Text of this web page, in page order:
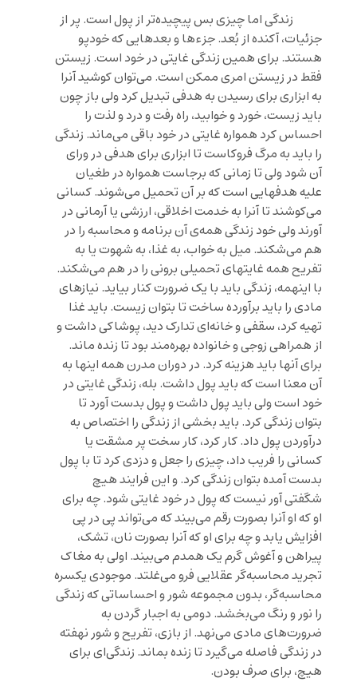
زندگی اما چیزی بس پیچیده‌تر از پول است. پر از
جزئیات، آکنده از بُعد. جزءها و بعدهایی که خودپو
هستند. برای همین زندگی غایتی در خود است. زیستن
فقط در زیستن امری ممکن است. می‌توان کوشید آنرا
به ابزاری برای رسیدن به هدفی تبدیل کرد ولی باز چون
باید زیست، خورد و خوابید، راه رفت و درد و لذت را
احساس کرد همواره غایتی در خود باقی می‌ماند. زندگی
را باید به مرگ فروکاست تا ابزاری برای هدفی در ورای
آن شود ولی تا زمانی که برجاست همواره در طغیان
علیه هدفهایی است که بر آن تحمیل می‌شوند. کسانی
می‌کوشند تا آنرا به خدمت اخلاقی، ارزشی یا آرمانی در
آورند ولی خود زندگی همه‌ی آن برنامه و محاسبه را در
هم می‌شکند. میل به خواب، به غذا، به شهوت یا به
تفریح همه غایتهای تحمیلی برونی را در هم می‌شکند.
با اینهمه، زندگی باید با یک ضرورت کنار بیاید. نیازهای
مادی را باید برآورده ساخت تا بتوان زیست. باید غذا
تهیه کرد، سقفی و خانه‌ای تدارک دید، پوشاکی داشت و
از همراهی زوجی و خانواده بهره‌مند بود تا زنده ماند.
برای آنها باید هزینه کرد. در دوران مدرن همه اینها به
آن معنا است که باید پول داشت. بله، زندگی غایتی در
خود است ولی باید پول داشت و پول بدست آورد تا
بتوان زندگی کرد. باید بخشی از زندگی را اختصاص به
درآوردن پول داد. کار کرد، کار سخت پر مشقت یا
کسانی را فریب داد، چیزی را جعل و دزدی کرد تا با پول
بدست آمده بتوان زندگی کرد. و این فرایند هیچ
شگفتی آور نیست که پول در خود غایتی شود. چه برای
او که او آنرا بصورت رقم می‌بیند که می‌تواند پی در پی
افزایش یابد و چه برای او که آنرا بصورت نان، تشک،
پیراهن و آغوش گرم یک همدم می‌بیند. اولی به مغاک
تجرید محاسبه‌گر عقلایی فرو می‌غلتد. موجودی یکسره
محاسبه‌گر، بدون مجموعه شور و احساساتی که زندگی
را نور و رنگ می‌بخشد. دومی به اجبار گردن به
ضرورت‌های مادی می‌نهد. از بازی، تفریح و شور نهفته
در زندگی فاصله می‌گیرد تا زنده بماند. زندگی‌ای برای
هیچ، برای صرف بودن.